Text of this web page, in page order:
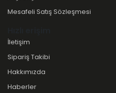
Mesafeli Satış Sözleşmesi
İletişim
Sipariş Takibi
Hakkımızda
Haberler